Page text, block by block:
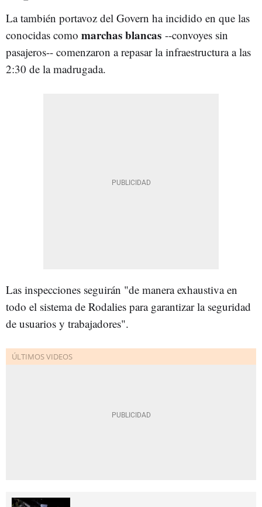
La también portavoz del Govern ha incidido en que las
conocidas como marchas blancas --convoyes sin
pasajeros-- comenzaron a repasar la infraestructura a las
2:30 de la madrugada.
Las inspecciones seguirán "de manera exhaustiva en
todo el sistema de Rodalies para garantizar la seguridad
de usuarios y trabajadores".